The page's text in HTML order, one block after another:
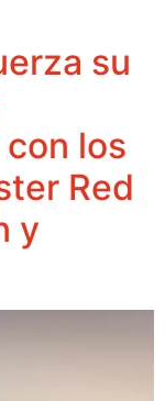
su
los
Red
y